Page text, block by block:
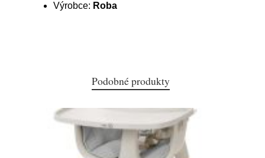
Výrobce: Roba
Podobné produkty